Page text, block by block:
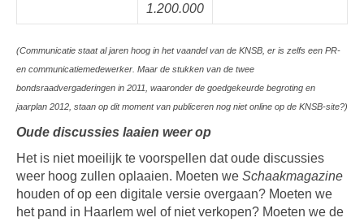
1.200.000
(Communicatie staat al jaren hoog in het vaandel van de KNSB, er is zelfs een PR-
en communicatiemedewerker. Maar de stukken van de twee
bondsraadvergaderingen in 2011, waaronder de goedgekeurde begroting en
jaarplan 2012, staan op dit moment van publiceren nog niet online op de KNSB-site?)
Oude discussies laaien weer op
Het is niet moeilijk te voorspellen dat oude discussies
weer hoog zullen oplaaien. Moeten we Schaakmagazine
houden of op een digitale versie overgaan? Moeten we
het pand in Haarlem wel of niet verkopen? Moeten we de